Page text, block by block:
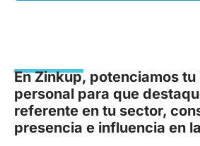
En Zinkup, potenciamos tu
personal para que
referente en tu sector,
presencia e influencia en